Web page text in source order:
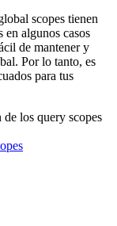
scopes tienen
en algunos casos
de mantener y
Por lo tanto, es
para tus
los query scopes